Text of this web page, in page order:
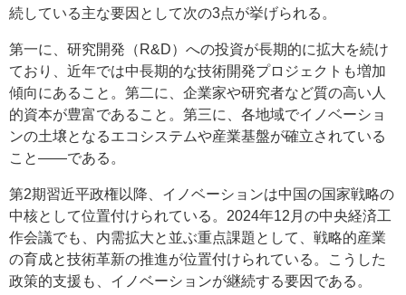
続している主な要因として次の3点が挙げられる。
第一に、研究開発（R&D）への投資が長期的に拡大を続け
ており、近年では中長期的な技術開発プロジェクトも増加
傾向にあること。第二に、企業家や研究者など質の高い人
的資本が豊富であること。第三に、各地域でイノベーショ
ンの土壌となるエコシステムや産業基盤が確立されている
こと――である。
第2期習近平政権以降、イノベーションは中国の国家戦略の
中核として位置付けられている。2024年12月の中央経済工
作会議でも、内需拡大と並ぶ重点課題として、戦略的産業
の育成と技術革新の推進が位置付けられている。こうした
政策的支援も、イノベーションが継続する要因である。